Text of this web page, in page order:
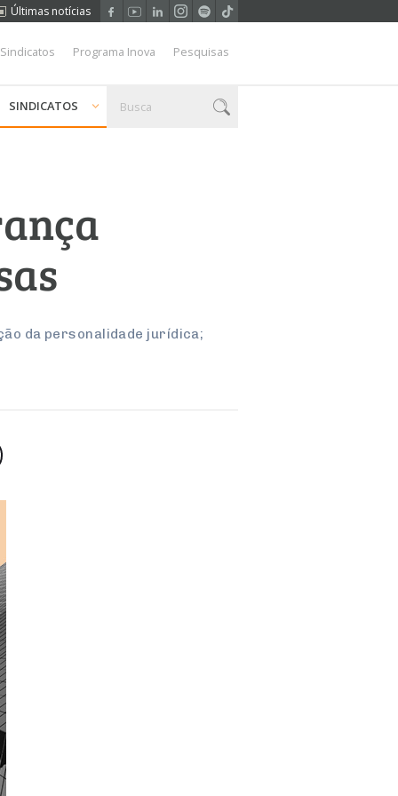
Últimas notícias
Programa Inova Pesquisas
SINDICATOS
da personalidade jurídica;